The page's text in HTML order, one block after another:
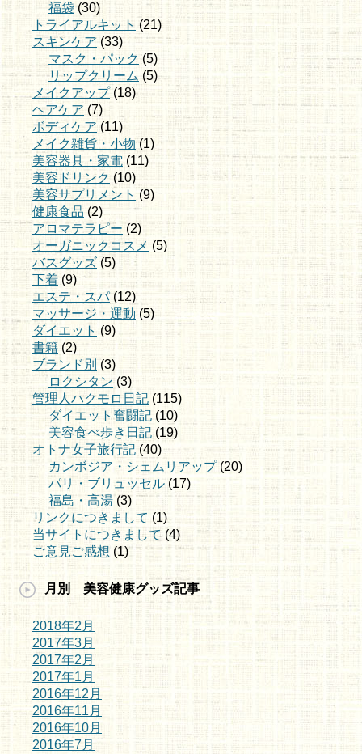
福袋(30)
トライアルキット (21)
スキンケア (33)
マスク・パック (5)
リップクリーム (5)
メイクアップ(18)
ヘアケア (7)
ボディケア(11)
メイク雑貨・小物(1)
美容器具・家電 (11)
美容ドリンク (10)
美容サプリメント (9)
健康食品 (2)
アロマテラピー (2)
オーガニックコスメ (5)
バスグッズ (5)
下着 (9)
エステ・スパ(12)
マッサージ・運動 (5)
ダイエット (9)
書籍 (2)
ブランド別 (3)
ロクシタン(3)
管理人ハクモロ日記 (115)
ダイエット奮闘記 (10)
美容食べ歩き日記(19)
オトナ女子旅行記 (40)
カンボジア・シェムリアップ(20)
パリ・ブリュッセル (17)
福島・高湯 (3)
リンクにつきまして (1)
当サイトにつきまして (4)
ご意見ご感想 (1)
月別 美容健康グッズ記事
2018年2月
2017年3月
2017年2月
2017年1月
2016年12月
2016年11月
2016年10月
2016年7月